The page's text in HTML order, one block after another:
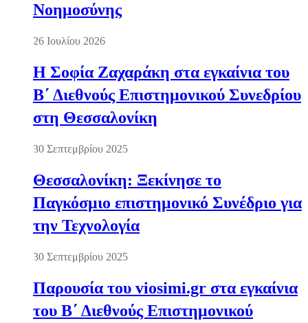
Νοημοσύνης
26 Ιουλίου 2026
Η Σοφία Ζαχαράκη στα εγκαίνια του
Β΄ Διεθνούς Επιστημονικού Συνεδρίου
στη Θεσσαλονίκη
30 Σεπτεμβρίου 2025
Θεσσαλονίκη: Ξεκίνησε το
Παγκόσμιο επιστημονικό Συνέδριο για
την Τεχνολογία
30 Σεπτεμβρίου 2025
Παρουσία του viosimi.gr στα εγκαίνια
του Β΄ Διεθνούς Επιστημονικού